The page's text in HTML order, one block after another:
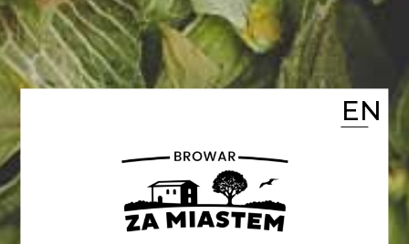
Bursztynowe,
esencjonalne, lekka
goryczka, nuty żytniego
goździków
EN